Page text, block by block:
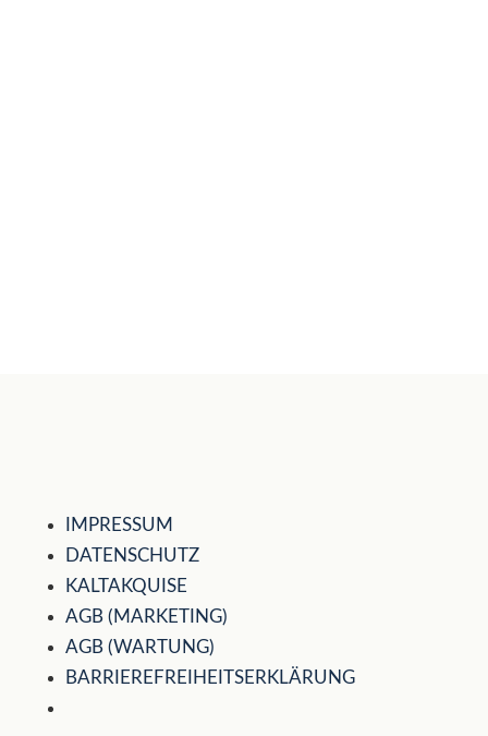
IMPRESSUM
DATENSCHUTZ
KALTAKQUISE
AGB (MARKETING)
AGB (WARTUNG)
BARRIEREFREIHEITSERKLÄRUNG